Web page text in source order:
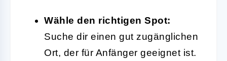
Wähle den richtigen Spot:
Suche dir einen gut zugänglichen
Ort, der für Anfänger geeignet ist.